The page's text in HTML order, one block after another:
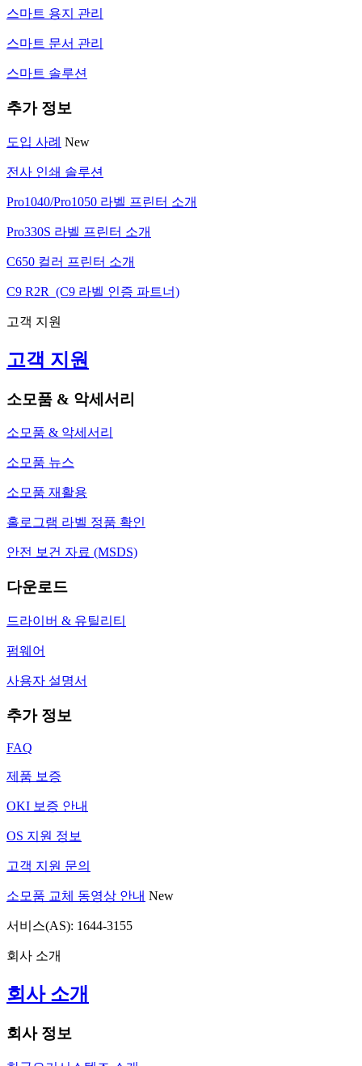
스마트 용지 관리
스마트 문서 관리
스마트 솔루션
추가 정보
도입 사례 New
전사 인쇄 솔루션
Pro1040/Pro1050 라벨 프린터 소개
Pro330S 라벨 프린터 소개
C650 컬러 프린터 소개
C9 R2R (C9 라벨 인증 파트너)
고객 지원
고객 지원
소모품 & 악세서리
소모품 & 악세서리
소모품 뉴스
소모품 재활용
홀로그램 라벨 정품 확인
안전 보건 자료 (MSDS)
다운로드
드라이버 & 유틸리티
펌웨어
사용자 설명서
추가 정보
FAQ
제품 보증
OKI 보증 안내
OS 지원 정보
고객 지원 문의
소모품 교체 동영상 안내 New
서비스(AS): 1644-3155
회사 소개
회사 소개
회사 정보